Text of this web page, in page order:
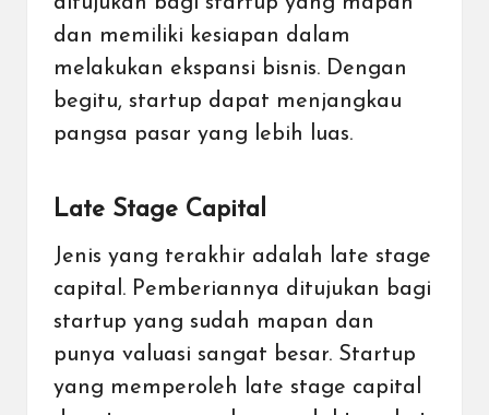
dan memiliki kesiapan dalam
melakukan ekspansi bisnis. Dengan
begitu, startup dapat menjangkau
pangsa pasar yang lebih luas.
Late Stage Capital
Jenis yang terakhir adalah late stage
capital. Pemberiannya ditujukan bagi
startup yang sudah mapan dan
punya valuasi sangat besar. Startup
yang memperoleh late stage capital